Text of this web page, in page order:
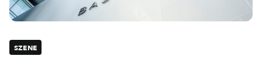
SZENE